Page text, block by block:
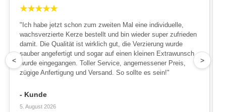
★★★★★
"Ich habe jetzt schon zum zweiten Mal eine individuelle,
wachsverzierte Kerze bestellt und bin wieder super zufrieden
damit. Die Qualität ist wirklich gut, die Verzierung wurde
sauber angefertigt und sogar auf einen kleinen Extrawunsch
wurde eingegangen. Toller Service, angemessener Preis,
zügige Anfertigung und Versand. So sollte es sein!"
- Kunde
5. August 2026
< >